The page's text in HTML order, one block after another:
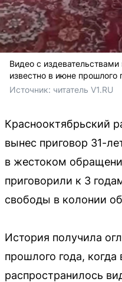
Видео с
известно в июне прошлого
Источник: читатель V1.RU
Краснооктябрьский
вынес приговор 31-
в жестоком
приговорили к 3
свободы в колонии
История получила
прошлого года,
распространилось